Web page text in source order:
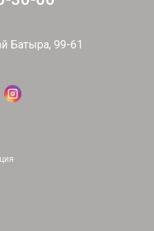
Батыра, 99-61